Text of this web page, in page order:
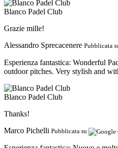
Blanco Padel Club
Grazie mille!
Alessandro Sprecacenere Pubblicata
Esperienza fantastica: Wonderful
outdoor pitches. Very stylish and
Blanco Padel Club
Thanks!
Marco Pichelli Pubblicata su